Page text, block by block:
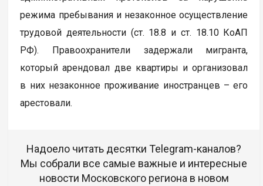
режима пребывания и незаконное осуществление
трудовой деятельности (ст. 18.8 и ст. 18.10 КоАП
РФ). Правоохранители задержали мигранта,
который арендовал две квартиры и организовал
в них незаконное проживание иностранцев – его
арестовали.
Надоело читать десятки Telegram-каналов?
Мы собрали все самые важные и интересные
новости Московского региона в новом